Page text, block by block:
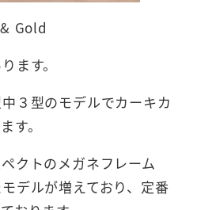
Gold
ます。
３型のモデルでカーキカ
す。
クトのメガネフレーム
デルが増えており、定番